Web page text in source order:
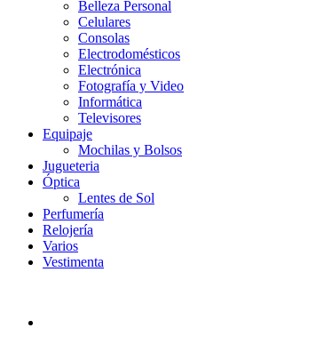
Belleza Personal
Celulares
Consolas
Electrodomésticos
Electrónica
Fotografía y Video
Informática
Televisores
Equipaje
Mochilas y Bolsos
Jugueteria
Óptica
Lentes de Sol
Perfumería
Relojería
Varios
Vestimenta